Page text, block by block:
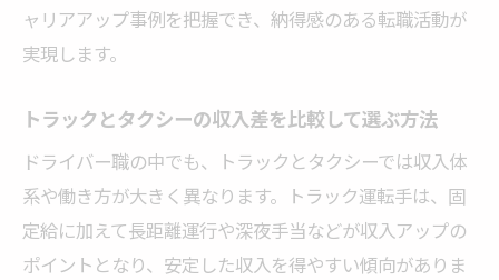
ャリアアップ事例を把握でき、納得感のある転職活動が
実現します。
トラックとタクシーの収入差を比較して選ぶ方法
ドライバー職の中でも、トラックとタクシーでは収入体
系や働き方が大きく異なります。トラック運転手は、固
定給に加えて長距離運行や深夜手当などが収入アップの
ポイントとなり、安定した収入を得やすい傾向がありま